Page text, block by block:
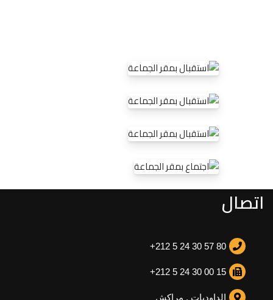
اتصال
+212 5 24 30 57 80
+212 5 24 30 00 15
الداوديات , مراكش